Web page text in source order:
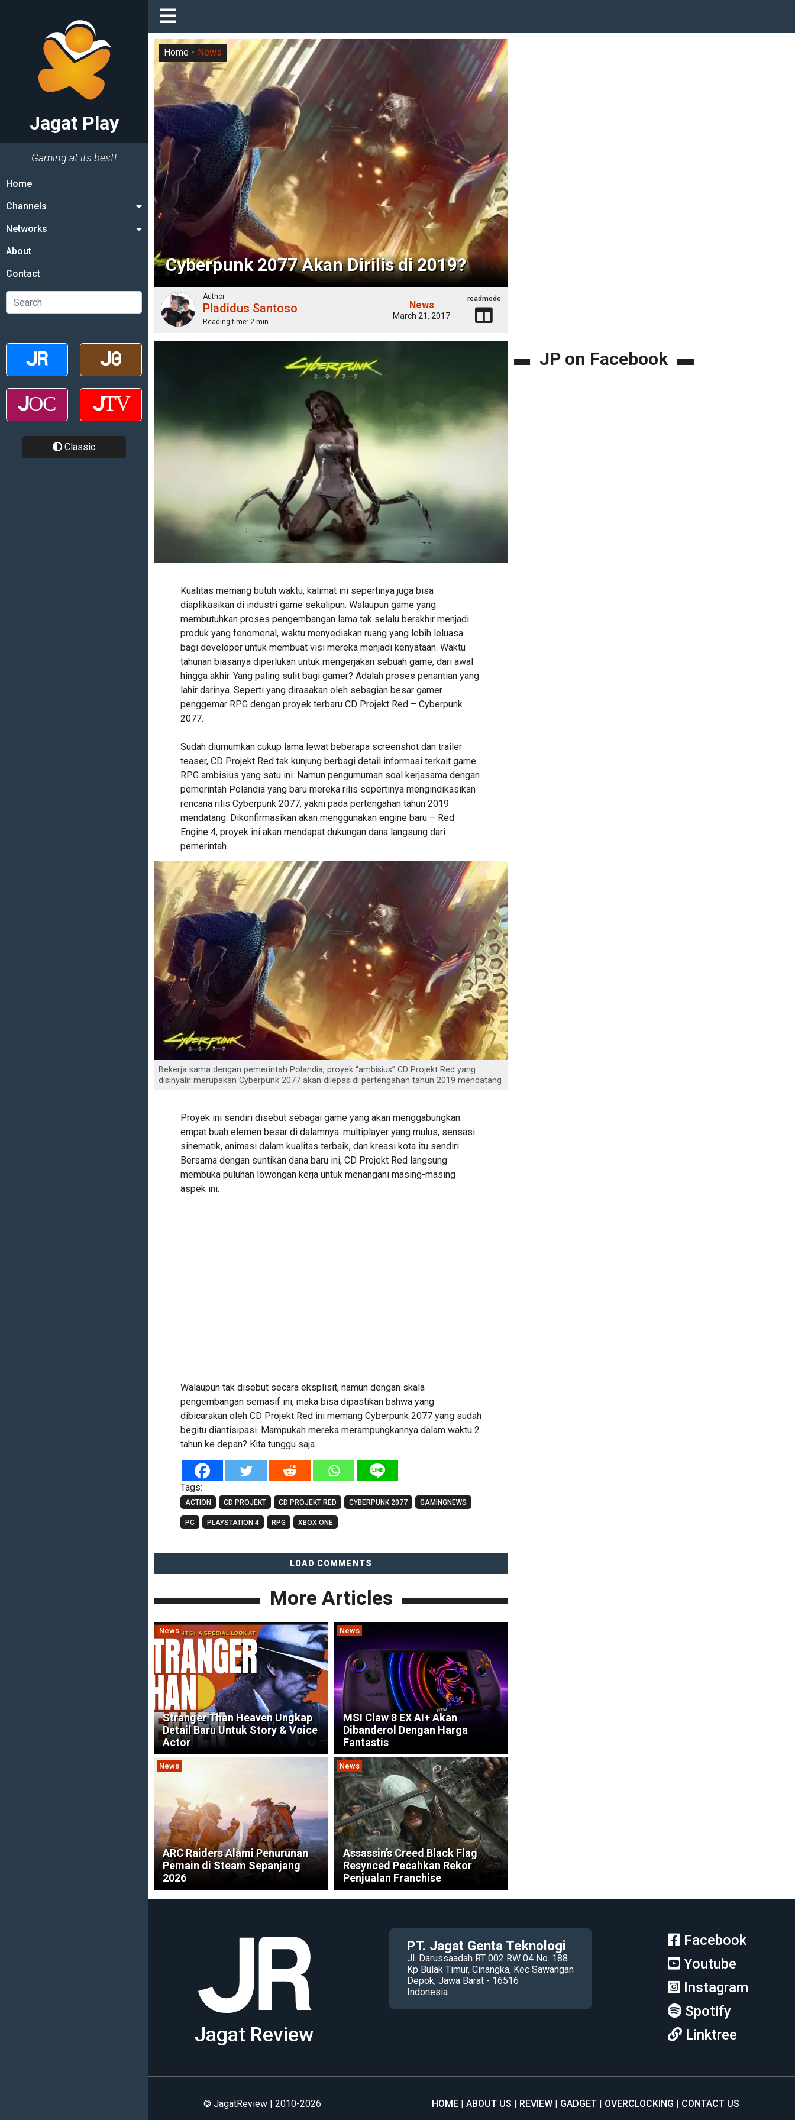
Jagat Play
Gaming at its best!
Home
Channels
Networks
About
Contact
Classic
Cyberpunk 2077 Akan Dirilis di 2019?
Home News
Author
Pladidus Santoso
Reading time: 2 min
News
March 21, 2017
readmode
Kualitas memang butuh waktu, kalimat ini sepertinya juga bisa
diaplikasikan di industri game sekalipun. Walaupun game yang
membutuhkan proses pengembangan lama tak selalu berakhir menjadi
produk yang fenomenal, waktu menyediakan ruang yang lebih leluasa
bagi developer untuk membuat visi mereka menjadi kenyataan. Waktu
tahunan biasanya diperlukan untuk mengerjakan sebuah game, dari awal
hingga akhir. Yang paling sulit bagi gamer? Adalah proses penantian yang
lahir darinya. Seperti yang dirasakan oleh sebagian besar gamer
penggemar RPG dengan proyek terbaru CD Projekt Red – Cyberpunk
2077.
Sudah diumumkan cukup lama lewat beberapa screenshot dan trailer
teaser, CD Projekt Red tak kunjung berbagi detail informasi terkait game
RPG ambisius yang satu ini. Namun pengumuman soal kerjasama dengan
pemerintah Polandia yang baru mereka rilis sepertinya mengindikasikan
rencana rilis Cyberpunk 2077, yakni pada pertengahan tahun 2019
mendatang. Dikonfirmasikan akan menggunakan engine baru – Red
Engine 4, proyek ini akan mendapat dukungan dana langsung dari
pemerintah.
Bekerja sama dengan pemerintah Polandia, proyek “ambisius” CD Projekt Red yang
disinyalir merupakan Cyberpunk 2077 akan dilepas di pertengahan tahun 2019 mendatang
Proyek ini sendiri disebut sebagai game yang akan menggabungkan
empat buah elemen besar di dalamnya: multiplayer yang mulus, sensasi
sinematik, animasi dalam kualitas terbaik, dan kreasi kota itu sendiri.
Bersama dengan suntikan dana baru ini, CD Projekt Red langsung
membuka puluhan lowongan kerja untuk menangani masing-masing
aspek ini.
Walaupun tak disebut secara eksplisit, namun dengan skala
pengembangan semasif ini, maka bisa dipastikan bahwa yang
dibicarakan oleh CD Projekt Red ini memang Cyberpunk 2077 yang sudah
begitu diantisipasi. Mampukah mereka merampungkannya dalam waktu 2
tahun ke depan? Kita tunggu saja.
Tags:
ACTION CD PROJEKT CD PROJEKT RED CYBERPUNK 2077 GAMINGNEWS
PC PLAYSTATION 4 RPG XBOX ONE
LOAD COMMENTS
More Articles
News
Stranger Than Heaven Ungkap
Detail Baru Untuk Story & Voice
Actor
News
MSI Claw 8 EX AI+ Akan
Dibanderol Dengan Harga
Fantastis
News
ARC Raiders Alami Penurunan
Pemain di Steam Sepanjang
2026
News
Assassin’s Creed Black Flag
Resynced Pecahkan Rekor
Penjualan Franchise
JP on Facebook
Jagat Review
PT. Jagat Genta Teknologi
Jl. Darussaadah RT 002 RW 04 No. 188
Kp Bulak Timur, Cinangka, Kec Sawangan
Depok, Jawa Barat - 16516
Indonesia
Facebook
Youtube
Instagram
Spotify
Linktree
© JagatReview | 2010-2026 HOME ABOUT US REVIEW GADGET OVERCLOCKING CONTACT US